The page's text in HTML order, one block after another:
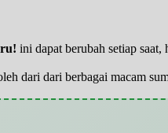
ini dapat berubah setiap
dari dari berbagai macam